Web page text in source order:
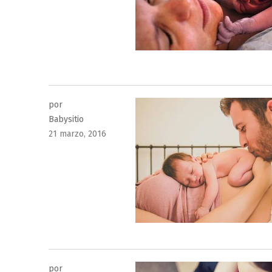
por
Babysitio
Publicado
21 marzo, 2016
por